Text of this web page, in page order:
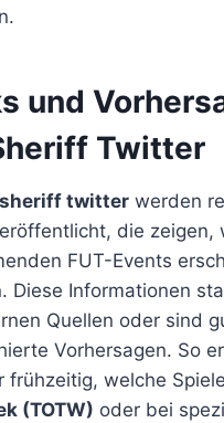
und
Twitter
twitter werden
die zeigen,
FUT-Events
Diese Informationen
Quellen oder sind
Vorhersagen. So
frühzeitig, welche
(TOTW) oder bei